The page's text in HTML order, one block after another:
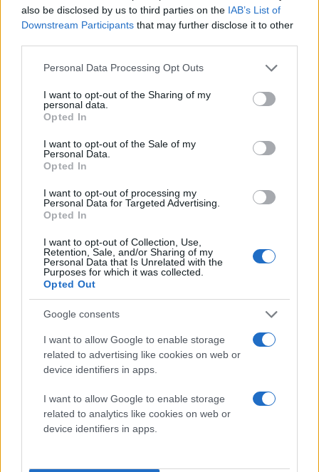
also be disclosed by us to third parties on the IAB’s List of
Downstream Participants that may further disclose it to other
Please note that this website/app uses one or more Google
not limited to your visit or usage behaviour. You may click to
grant or deny consent to Google and its third-party tags to
use your data for below specified purposes in below Google
consent section.
Personal Data Processing Opt Outs
I want to opt-out of the Sharing of my
personal data.
Opted In
I want to opt-out of the Sale of my
Personal Data.
Opted In
I want to opt-out of processing my
Personal Data for Targeted Advertising.
Opted In
I want to opt-out of Collection, Use,
Retention, Sale, and/or Sharing of my
Personal Data that Is Unrelated with the
Purposes for which it was collected.
Opted Out
Google consents
I want to allow Google to enable storage
related to advertising like cookies on web or
device identifiers in apps.
I want to allow Google to enable storage
related to analytics like cookies on web or
device identifiers in apps.
LG θεωρητικά οι χρήστες θα μπορούν να απολαύσουν
συνεχόμενο οπτικό zoom από 4x έως 9x με βήμα σε
κλίμακα μm! Επίσης, το module περιλαμβάνει οπτικό
σύστημα σταθεροποίησης εικόνας (OIS) και συνολικά
γλιτώνουν οι κατασκευαστές (και οι χρήστες) από
τους εξογκωμένους φακούς της κάμερας.
Σύμφωνα με την εταιρεία, αυτήν την περίοδο
συνεργάζεται στενά με την Qualcomm για την
ανάπτυξη λογισμικού που θα εκμεταλλεύεται τις
Module, καθώς και για να συμπεριλάβει λειτουργίες
όπως αυτόματη ρύθμιση της εστίασης, της έκθεσης,
της ισορροπίας λευκού και διόρθωσης του φακού.
Δεν έχει γίνει γνωστό πότε θα είναι έτοιμο για
εμπορική χρήση, αλλά δεν αποκλείεται να
ακολουθήσει νέα ενημέρωση στο επερχόμενο